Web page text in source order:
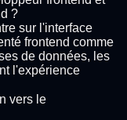
?
sur l'interface
frontend comme
de données, les
l'expérience
vers le